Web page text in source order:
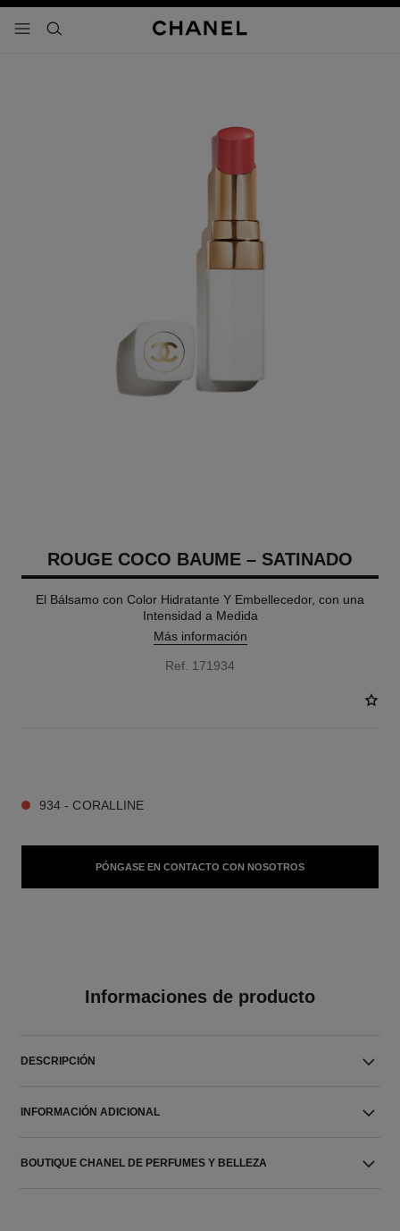
- navegación principal
buscar
ROUGE COCO BAUME – SATINADO
El Bálsamo con Color Hidratante Y Embellecedor, con una
Intensidad a Medida
Más información
Ref. 171934
934 - CORALLINE
PÓNGASE EN CONTACTO CON NOSOTROS
Informaciones de producto
DESCRIPCIÓN
INFORMACIÓN ADICIONAL
BOUTIQUE CHANEL DE PERFUMES Y BELLEZA